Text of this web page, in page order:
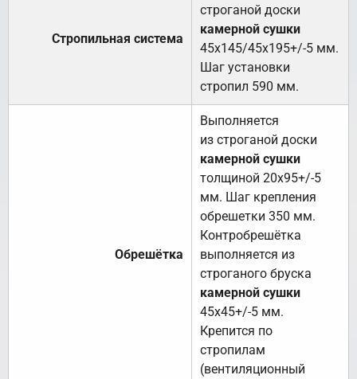
Стропильная система
строганой доски
камерной сушки
45х145/45х195+/-5 мм.
Шаг установки
стропил 590 мм.
Обрешётка
Выполняется
из строганой доски
камерной сушки
толщиной 20х95+/-5
мм. Шаг крепления
обрешетки 350 мм.
Контробрешётка
выполняется из
строганого бруска
камерной сушки
45х45+/-5 мм.
Крепится по
стропилам
(вентиляционный